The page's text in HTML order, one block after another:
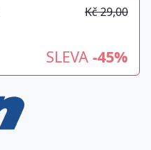
Kč 29,00
SLEVA -45%